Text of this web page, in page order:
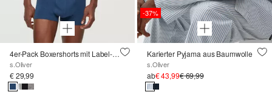
4er-Pack Boxershorts mit Label-Patch
s.Oliver
€ 29,99
-37%
Karierter Pyjama aus Baumwolle
s.Oliver
ab€ 43,99€ 69,99